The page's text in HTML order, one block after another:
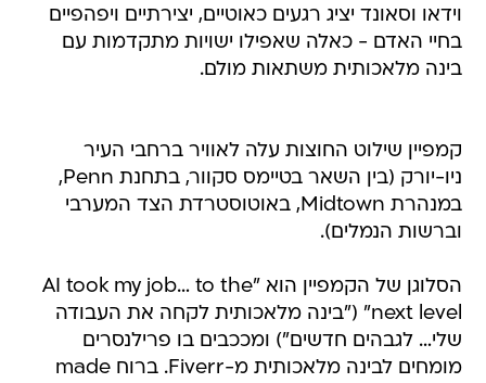
וידאו וסאונד יציג רגעים כאוטיים, יצירתיים ויפהפיים
בחיי האדם - כאלה שאפילו ישויות מתקדמות עם
בינה מלאכותית משתאות מולם.
קמפיין שילוט החוצות עלה לאוויר ברחבי העיר
ניו-יורק (בין השאר בטיימס סקוור, בתחנת Penn,
במנהרת Midtown, באוטוסטרדת הצד המערבי
וברשות הנמלים).
הסלוגן של הקמפיין הוא "AI took my job… to the
next level" ("בינה מלאכותית לקחה את העבודה
שלי… לגבהים חדשים") ומככבים בו פרילנסרים
מומחים לבינה מלאכותית מ-Fiverr. ברוח made